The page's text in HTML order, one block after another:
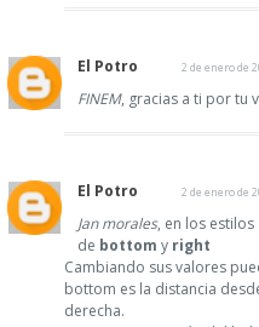
El Potro 2 de enero de
FINEM, gracias a ti por tu
El Potro 2 de enero de
Jan morales, en los
de bottom y right
Cambiando sus valores
bottom es la distancia
derecha.